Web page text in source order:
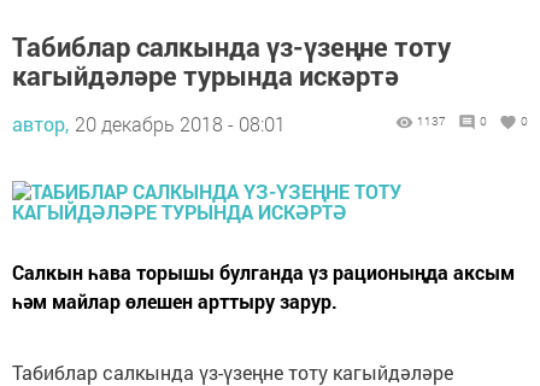
Табиблар салкында үз-үзеңне тоту
кагыйдәләре турында искәртә
автор, 20 декабрь 2018 - 08:01 1137 0 0
Салкын һава торышы булганда үз рационыңда аксым
һәм майлар өлешен арттыру зарур.
Табиблар салкында үз-үзеңне тоту кагыйдәләре